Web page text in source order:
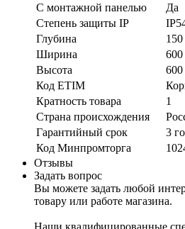
С монтажной панелью
Да
Степень защиты IP
Глубина
150
Ширина
600
Высота
600
Код ETIM
Кратность товара
1
Страна происхождения
Гарантийный срок
3
Код Минпромторга
Отзывы
Задать вопрос
Вы можете задать любой
товару или работе магазина.
Наши квалифицированные